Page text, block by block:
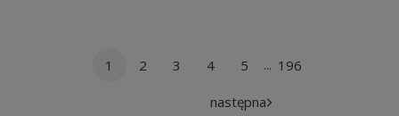
1 2 3 4 5 ... 196
następna